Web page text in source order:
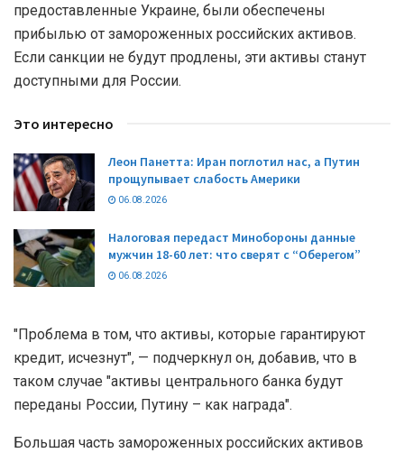
предоставленные Украине, были обеспечены
прибылью от замороженных российских активов.
Если санкции не будут продлены, эти активы станут
доступными для России.
Это интересно
Леон Панетта: Иран поглотил нас, а Путин
прощупывает слабость Америки
06.08.2026
Налоговая передаст Минобороны данные
мужчин 18-60 лет: что сверят с “Оберегом”
06.08.2026
"Проблема в том, что активы, которые гарантируют
кредит, исчезнут", — подчеркнул он, добавив, что в
таком случае "активы центрального банка будут
переданы России, Путину – как награда".
Большая часть замороженных российских активов